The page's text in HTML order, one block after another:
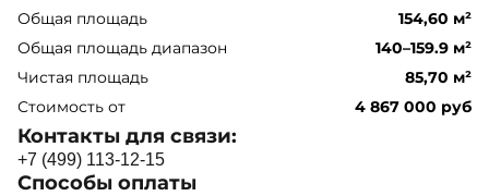
Общая площадь
154,60 м²
Общая площадь диапазон
140–159.9 м²
Чистая площадь
85,70 м²
Стоимость от
4 867 000 руб
Контакты для связи:
+7 (499) 113-12-15
Способы оплаты